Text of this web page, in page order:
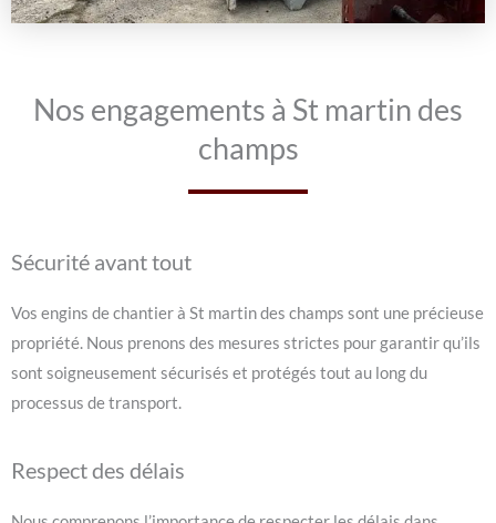
Nos engagements à St martin des
champs
Sécurité avant tout
Vos engins de chantier à St martin des champs sont une précieuse
propriété. Nous prenons des mesures strictes pour garantir qu’ils
sont soigneusement sécurisés et protégés tout au long du
processus de transport.
Respect des délais